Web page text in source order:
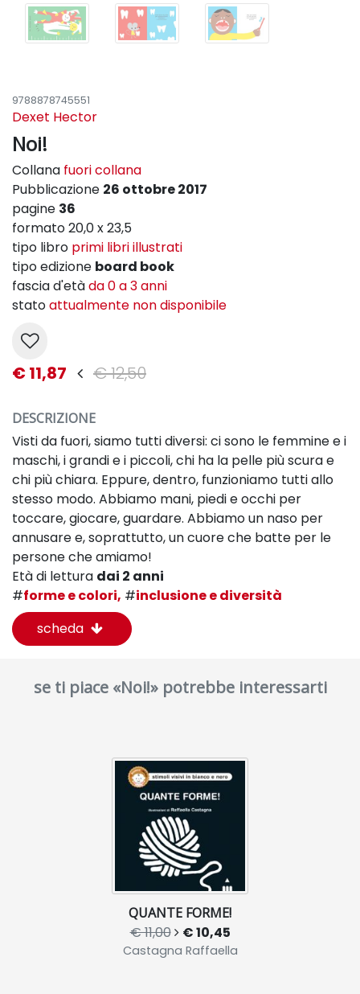
9788878745551
Dexet Hector
Noi!
Collana fuori collana
Pubblicazione 26 ottobre 2017
pagine 36
formato 20,0 x 23,5
tipo libro primi libri illustrati
tipo edizione board book
fascia d'etàda 0 a 3 anni
statoattualmente non disponibile
€ 11,87 € 12,50
DESCRIZIONE
Visti da fuori, siamo tutti diversi: ci sono le femmine e i
maschi, i grandi e i piccoli, chi ha la pelle più scura e
chi più chiara. Eppure, dentro, funzioniamo tutti allo
stesso modo. Abbiamo mani, piedi e occhi per
toccare, giocare, guardare. Abbiamo un naso per
annusare e, soprattutto, un cuore che batte per le
persone che amiamo!
Età di lettura dai 2 anni
#forme e colori, #inclusione e diversità
scheda
se ti piace «Noi!» potrebbe interessarti
QUANTE FORME!
€ 11,00 € 10,45
Castagna Raffaella